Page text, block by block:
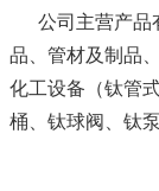
公司主营产品
品、管材及制品
化工设备（钛管
桶、钛球阀、钛